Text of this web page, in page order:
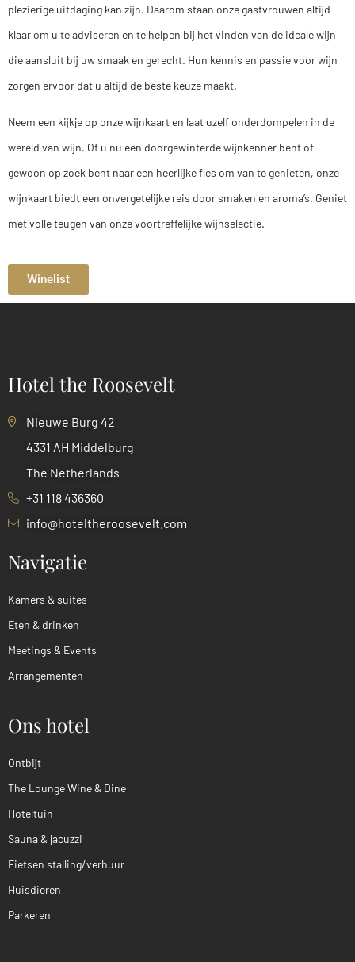
plezierige uitdaging kan zijn. Daarom staan onze gastvrouwen altijd
klaar om u te adviseren en te helpen bij het vinden van de ideale wijn
die aansluit bij uw smaak en gerecht. Hun kennis en passie voor wijn
zorgen ervoor dat u altijd de beste keuze maakt.
Neem een kijkje op onze wijnkaart en laat uzelf onderdompelen in de
wereld van wijn. Of u nu een doorgewinterde wijnkenner bent of
gewoon op zoek bent naar een heerlijke fles om van te genieten, onze
wijnkaart biedt een onvergetelijke reis door smaken en aroma’s. Geniet
met volle teugen van onze voortreffelijke wijnselectie.
Winelist
Hotel the Roosevelt
Nieuwe Burg 42
4331 AH Middelburg
The Netherlands
+31 118 436360
info@hoteltheroosevelt.com
Navigatie
Kamers & suites
Eten & drinken
Meetings & Events
Arrangementen
Ons hotel
Ontbijt
The Lounge Wine & Dine
Hoteltuin
Sauna & jacuzzi
Fietsen stalling/verhuur
Huisdieren
Parkeren